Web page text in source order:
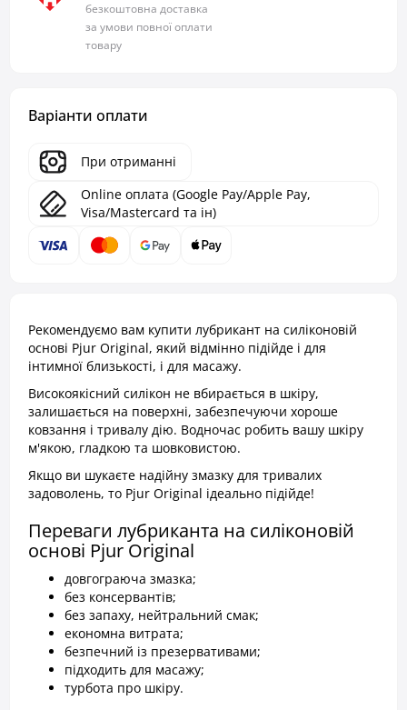
безкоштовна доставка
за умови повної оплати
товару
Варіанти оплати
При отриманні
Online оплата (Google Pay/Apple Pay,
Visa/Mastercard та ін)
Рекомендуємо вам купити лубрикант на силіконовій
основі Pjur Original, який відмінно підійде і для
інтимної близькості, і для масажу.
Високоякісний силікон не вбирається в шкіру,
залишається на поверхні, забезпечуючи хороше
ковзання і тривалу дію. Водночас робить вашу шкіру
м'якою, гладкою та шовковистою.
Якщо ви шукаєте надійну змазку для тривалих
задоволень, то Pjur Original ідеально підійде!
Переваги лубриканта на силіконовій
основі Pjur Original
довгограюча змазка;
без консервантів;
без запаху, нейтральний смак;
економна витрата;
безпечний із презервативами;
підходить для масажу;
турбота про шкіру.